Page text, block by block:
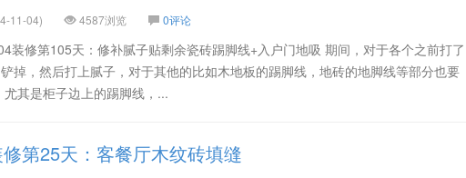
11-04) 4587浏览 0评论
装修第105天：修补腻子贴剩余瓷砖踢脚线+入户门地吸 期间，对于各个之前打了
掉，然后打上腻子，对于其他的比如木地板的踢脚线，地砖的地脚线等部分也要
其是柜子边上的踢脚线，...
修第25天：客餐厅木纹砖填缝